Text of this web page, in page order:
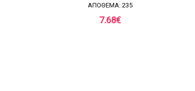
ΑΠΟΘΕΜΑ: 235
7.68€